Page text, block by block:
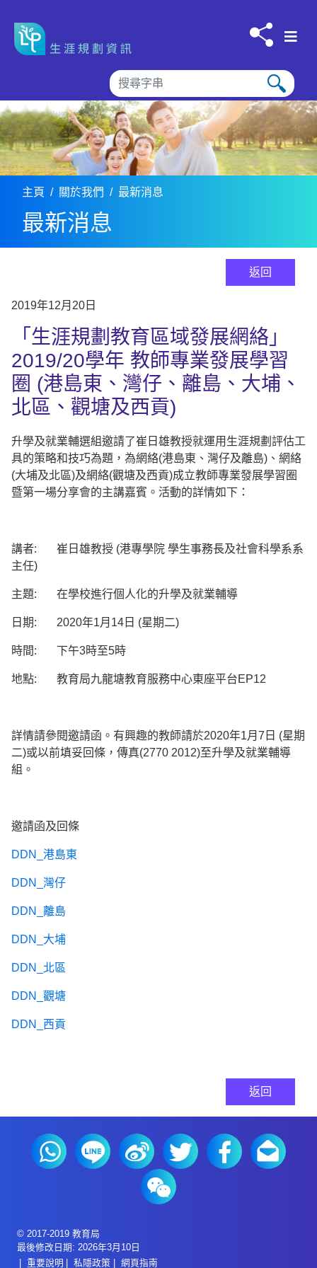
主頁 關於我們 最新消息
最新消息
返回
2019年12月20日
「生涯規劃教育區域發展網絡」
2019/20學年 教師專業發展學習
圈 (港島東、灣仔、離島、大埔、
北區、觀塘及西貢)
升學及就業輔選組邀請了崔日雄教授就運用生涯規劃評估工
具的策略和技巧為題，為網絡(港島東、灣仔及離島)、網絡
(大埔及北區)及網絡(觀塘及西貢)成立教師專業發展學習圈
暨第一場分享會的主講嘉賓。活動的詳情如下：
講者: 崔日雄教授 (港專學院 學生事務長及社會科學系系
主任)
主題: 在學校進行個人化的升學及就業輔導
日期: 2020年1月14日 (星期二)
時間: 下午3時至5時
地點: 教育局九龍塘教育服務中心東座平台EP12
詳情請參閱邀請函。有興趣的教師請於2020年1月7日 (星期
二)或以前填妥回條，傳真(2770 2012)至升學及就業輔導
組。
邀請函及回條
DDN_港島東
DDN_灣仔
DDN_離島
DDN_大埔
DDN_北區
DDN_觀塘
DDN_西貢
返回
© 2017-2019 教育局
最後修改日期: 2026年3月10日
重要說明
私隱政策 網頁指南